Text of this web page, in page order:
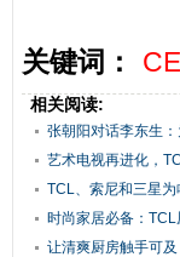
关键词：
相关阅读:
张朝阳对话李东生
艺术电视再进化，
TCL、索尼和三星
时尚家居必备：
让清爽厨房触手可